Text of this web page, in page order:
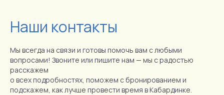
Наши контакты
Мы всегда на связи и готовы помочь вам с любыми
вопросами! Звоните или пишите нам — мы с радостью
расскажем
о всех подробностях, поможем с бронированием и
подскажем, как лучше провести время в Кабардинке.